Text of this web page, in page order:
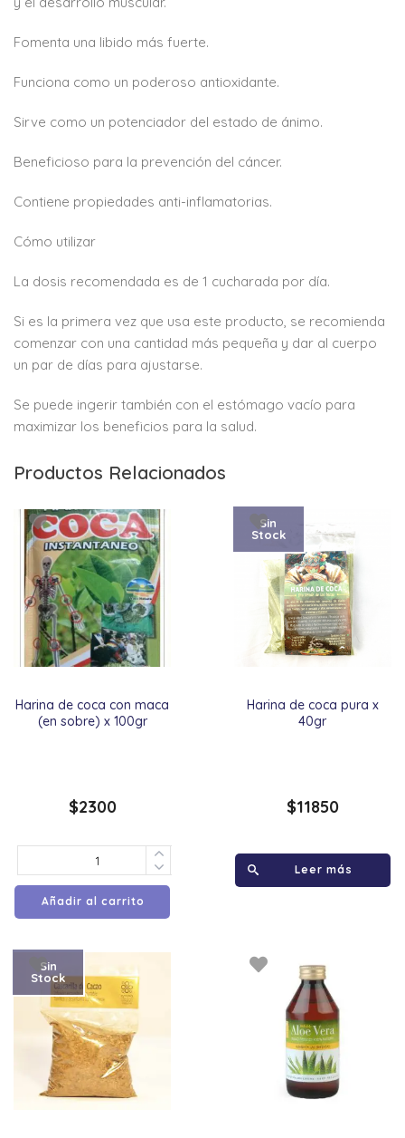
Fomenta una libido más fuerte.
Funciona como un poderoso antioxidante.
Sirve como un potenciador del estado de ánimo.
Beneficioso para la prevención del cáncer.
Contiene propiedades anti-inflamatorias.
Cómo utilizar
La dosis recomendada es de 1 cucharada por día.
Si es la primera vez que usa este producto, se recomienda
comenzar con una cantidad más pequeña y dar al cuerpo
un par de días para ajustarse.
Se puede ingerir también con el estómago vacío para
maximizar los beneficios para la salud.
Productos Relacionados
Harina de coca con maca
(en sobre) x 100gr
$2300
Añadir al carrito
Harina de coca pura x
40gr
Sin
Stock
$11850
Leer más
Sin
Stock